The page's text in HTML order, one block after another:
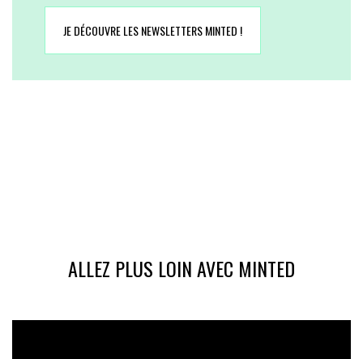
JE DÉCOUVRE LES NEWSLETTERS MINTED !
ALLEZ PLUS LOIN AVEC MINTED